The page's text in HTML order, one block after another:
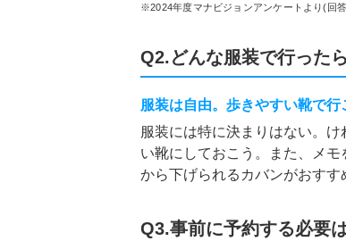
※2024年度マナビジョンアンケートより(回
Q2.どんな服装で行った
服装は自由。歩きやすい靴で行
服装には特に決まりはない。
い靴にしておこう。また、メ
から下げられるカバンがおすす
Q3.事前に予約する必要